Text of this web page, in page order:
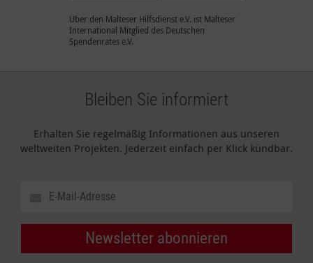
Über den Malteser Hilfsdienst e.V. ist Malteser
International Mitglied des Deutschen
Spendenrates e.V.
Bleiben Sie informiert
Erhalten Sie regelmäßig Informationen aus unseren
weltweiten Projekten. Jederzeit einfach per Klick kündbar.
Newsletter abonnieren